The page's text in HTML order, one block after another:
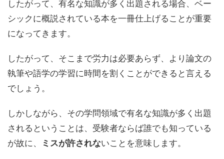
したがって、 有名な知識が多く出題される場合、ベー
シックに概説されている本を一冊仕上げることが重要
になってきます。
したがって、そこまで労力は必要あらず、より論文の
執筆や語学の学習に時間を割くことができると言える
でしょう。
しかしながら、その学問領域で有名な知識が多く出題
されるということは、受験者ならば誰でも知っている
が故に、
ミスが許されないことを意味します。